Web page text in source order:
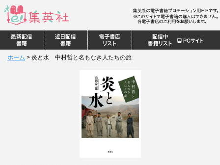
ホーム > 炎と水 中村哲と名もなき人たちの旅